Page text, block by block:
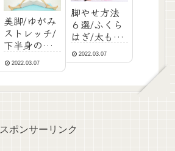
脚やせ方法
６選/ふくら
はぎ/太もも/
できること
チェック
2022.03.07
美脚/ゆがみ
ストレッチ/
下半身の筋
肉鍛える何
歳からでも
2022.03.07
スポンサーリンク